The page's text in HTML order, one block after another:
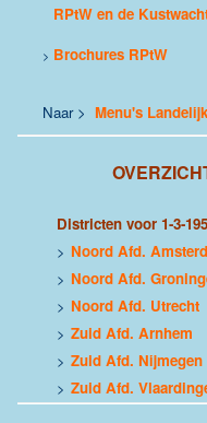
RPtW en de
> Brochures RPtW
Naar > Menu's
Districten voor 1-3-
> Noord Afd.
> Noord Afd.
> Noord Afd. Utrecht
> Zuid Afd. Arnhem
> Zuid Afd. Nijmegen
> Zuid Afd.